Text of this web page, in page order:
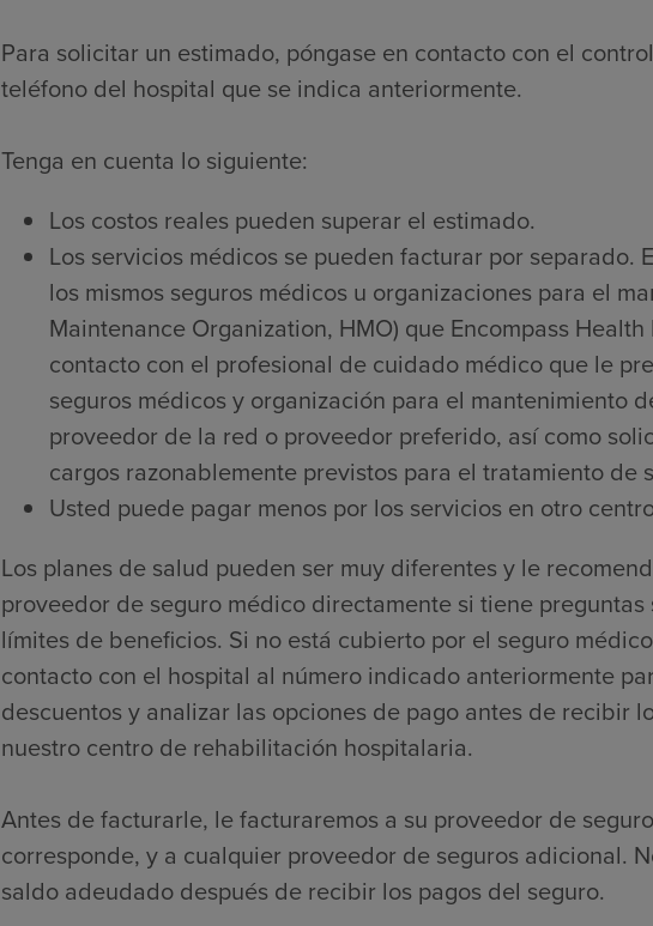
Para solicitar un estimado, póngase en contacto con el
teléfono del hospital que se indica anteriormente.
Tenga en cuenta lo siguiente:
Los costos reales pueden superar el estimado.
Los servicios médicos se pueden facturar por separado.
los mismos seguros médicos u organizaciones para el
Maintenance Organization, HMO) que Encompass
contacto con el profesional de cuidado médico que le
seguros médicos y organización para el mantenimiento
proveedor de la red o proveedor preferido, así como
cargos razonablemente previstos para el tratamiento de
Usted puede pagar menos por los servicios en otro
Los planes de salud pueden ser muy diferentes y le
proveedor de seguro médico directamente si tiene
límites de beneficios. Si no está cubierto por el seguro
contacto con el hospital al número indicado anteriormente
descuentos y analizar las opciones de pago antes de recibir
nuestro centro de rehabilitación hospitalaria.
Antes de facturarle, le facturaremos a su proveedor de
corresponde, y a cualquier proveedor de seguros adicional.
saldo adeudado después de recibir los pagos del seguro.